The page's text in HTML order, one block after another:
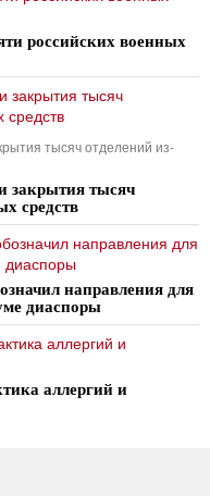
российских военных
тысяч отделений из-
закрытия тысяч
средств
направления для
диаспоры
аллергий и